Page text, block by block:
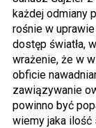
każdej odmiany
rośnie w
dostęp światła,
wrażenie, że w
obficie
zawiązywanie
powinno być
wiemy jaka ilość